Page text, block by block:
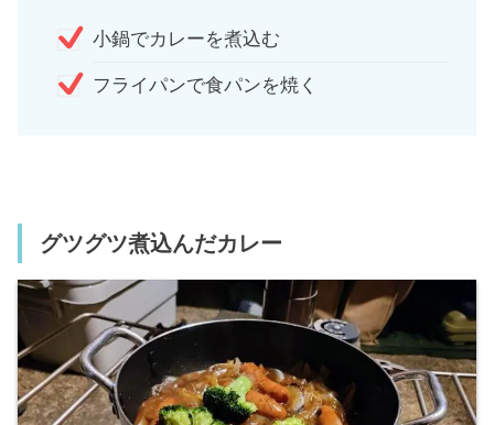
小鍋でカレーを煮込む
フライパンで食パンを焼く
グツグツ煮込んだカレー